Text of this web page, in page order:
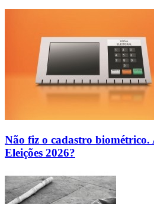
Não fiz o cadastro
Eleições 2026?